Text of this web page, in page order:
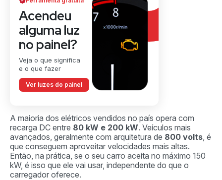
Acendeu
alguma luz
no painel?
Veja o que significa
e o que fazer
Ver luzes do painel
A maioria dos elétricos vendidos no país opera com
recarga DC entre 80 kW e 200 kW. Veículos mais
avançados, geralmente com arquitetura de 800 volts, é
que conseguem aproveitar velocidades mais altas.
Então, na prática, se o seu carro aceita no máximo 150
kW, é isso que ele vai usar, independente do que o
carregador oferece.